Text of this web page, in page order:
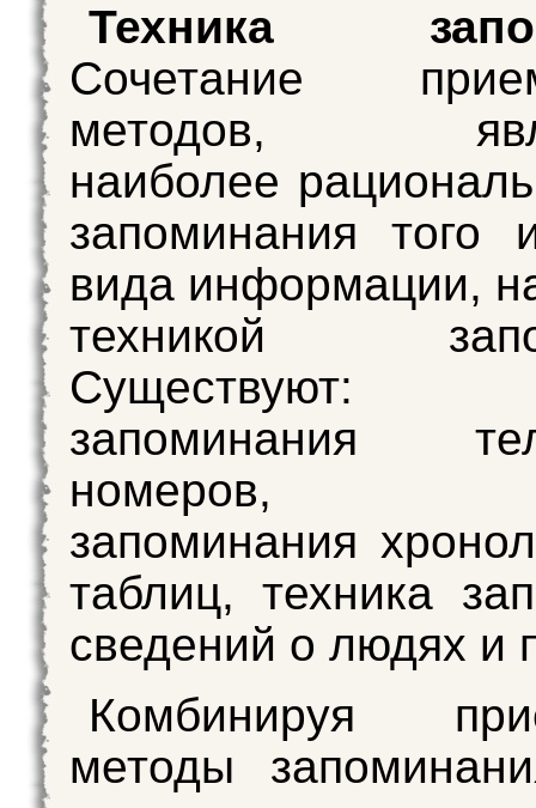
Техника
Сочетание
методов,
наиболее
запоминания того
вида информации,
техникой
Существуют:
запоминания
номеров,
запоминания
таблиц, техника
сведений о людях и
Комбинируя
методы